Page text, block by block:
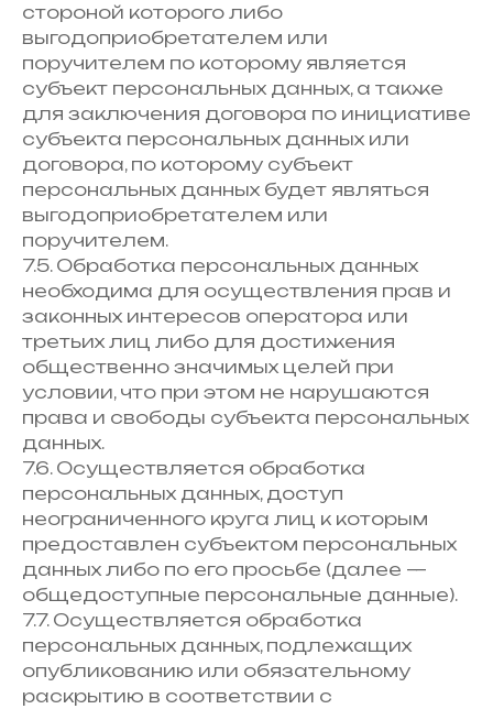
стороной которого либо
выгодоприобретателем или
поручителем по которому является
субъект персональных данных, а также
для заключения договора по инициативе
субъекта персональных данных или
договора, по которому субъект
персональных данных будет являться
выгодоприобретателем или
поручителем.
7.5. Обработка персональных данных
необходима для осуществления прав и
законных интересов оператора или
третьих лиц либо для достижения
общественно значимых целей при
условии, что при этом не нарушаются
права и свободы субъекта персональных
данных.
7.6. Осуществляется обработка
персональных данных, доступ
неограниченного круга лиц к которым
предоставлен субъектом персональных
данных либо по его просьбе (далее —
общедоступные персональные данные).
7.7. Осуществляется обработка
персональных данных, подлежащих
опубликованию или обязательному
раскрытию в соответствии с